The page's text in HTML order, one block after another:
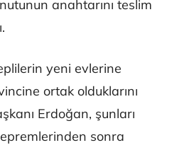
anahtarını teslim
yeni evlerine
ortak olduklarını
Erdoğan, şunları
sonra